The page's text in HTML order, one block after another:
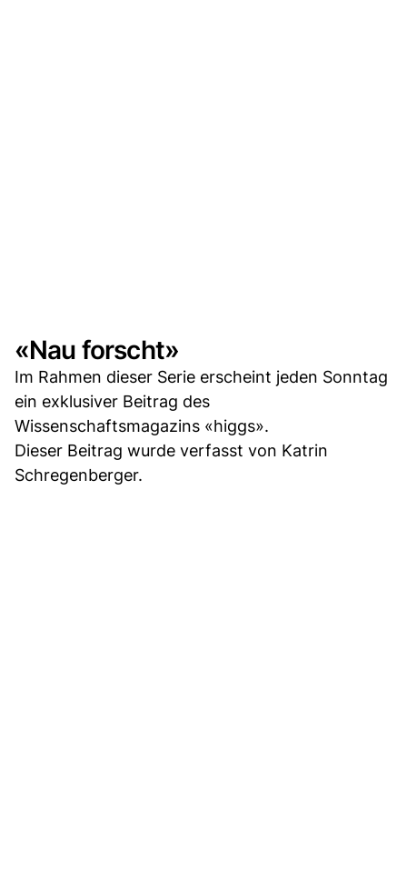
«Nau forscht»
Im Rahmen dieser Serie erscheint jeden Sonntag
ein exklusiver Beitrag des
Wissenschaftsmagazins «higgs».
Dieser Beitrag wurde verfasst von Katrin
Schregenberger.